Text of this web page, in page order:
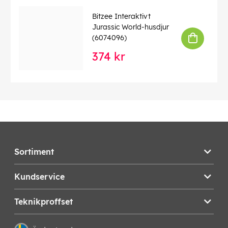
Bitzee Interaktivt
Jurassic World-husdjur
(6074096)
374 kr
Sortiment
Kundservice
Teknikproffset